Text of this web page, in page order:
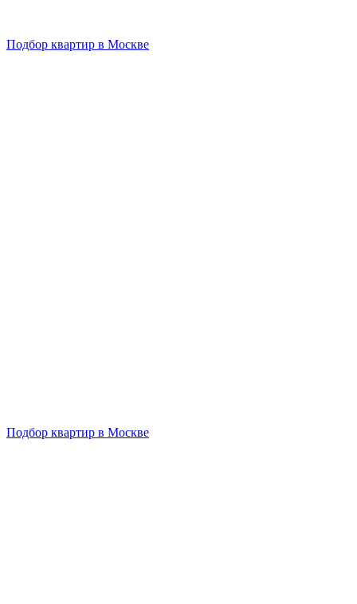
Подбор квартир в Москве
Подбор квартир в Москве